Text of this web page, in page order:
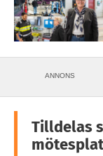
ANNONS
Tilldelas